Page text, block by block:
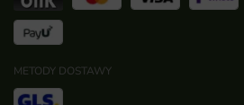
METODY DOSTAWY